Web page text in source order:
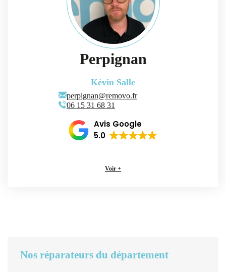
Perpignan
Kévin Salle
perpignan@removo.fr
06 15 31 68 31
Avis Google
5.0
Voir +
Nos réparateurs du département